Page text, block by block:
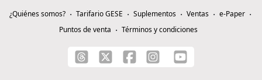
¿Quiénes somos? Tarifario GESE Suplementos Ventas
e-Paper
Puntos de venta
Términos y condiciones